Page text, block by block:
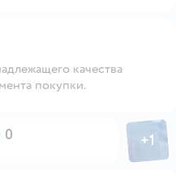
качества
покупки.
0 Фото
+1